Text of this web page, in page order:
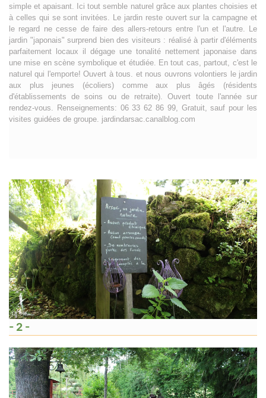
simple et apaisant. Ici tout semble naturel grâce aux plantes choisies et
à celles qui se sont invitées. Le jardin reste ouvert sur la campagne et
le regard ne cesse de faire des allers-retours entre l'un et l'autre. Le
jardin "japonais" surprend bien des visiteurs : réalisé à partir d'éléments
parfaitement locaux il dégage une tonalité nettement japonaise dans
une mise en scène symbolique et étudiée. En tout cas, partout, c'est le
naturel qui l'emporte! Ouvert à tous. et nous ouvrons volontiers le jardin
aux plus jeunes (écoliers) comme aux plus âgés (résidents
d'établissements de soins ou de retraite). Ouvert toute l'année sur
rendez-vous. Renseignements: 06 33 62 86 99, Gratuit, sauf pour les
visites guidées de groupe. jardindarsac.canalblog.com
- 2 -